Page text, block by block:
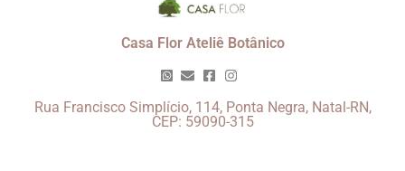
Casa Flor Ateliê Botânico
Rua Francisco Simplício, 114, Ponta Negra, Natal-RN,
CEP: 59090-315